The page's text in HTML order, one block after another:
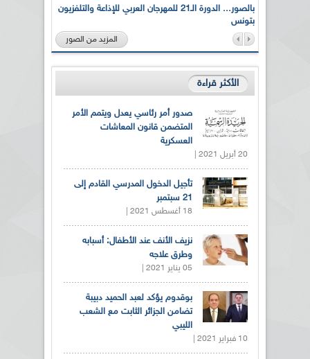
بالصور... الدورة الـ21 للمهرجان العربي للإذاعة والتلفزيون
بتونس
المزيد من الصور
الأكثر قراءة
صدور أمر رئاسي يعدل ويتمم الأمر
المتضمن قانون المعاشات
العسكرية
20 أبريل 2021 |
تأجيل الدخول المدرسي القادم إلى
21 سبتمبر
18 أغسطس 2021 |
نزيف الأنف عند الأطفال: أسبابه
وطرق علاجه
05 يناير 2021 |
بوقدوم يؤكد لعبد الحميد دبيبة
تضامن الجزائر الثابت مع الشعب
الليبي
10 فبراير 2021 |